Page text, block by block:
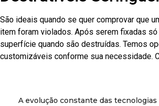
São ideais quando se quer comprovar que
item foram violados. Após serem fixadas
superfície quando são destruídas. Temos
customizáveis conforme sua necessidade.
A evolução constante das tecnologias